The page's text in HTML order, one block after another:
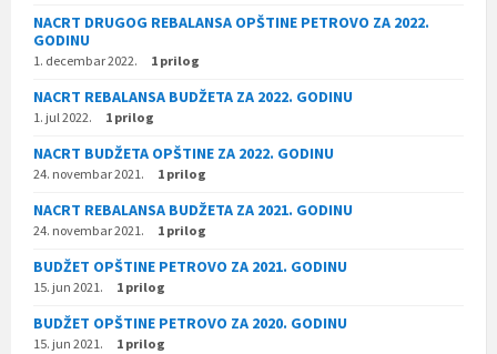
NACRT DRUGOG REBALANSA OPŠTINE PETROVO ZA 2022.
GODINU
1. decembar 2022. 1 prilog
NACRT REBALANSA BUDŽETA ZA 2022. GODINU
1. jul 2022. 1 prilog
NACRT BUDŽETA OPŠTINE ZA 2022. GODINU
24. novembar 2021. 1 prilog
NACRT REBALANSA BUDŽETA ZA 2021. GODINU
24. novembar 2021. 1 prilog
BUDŽET OPŠTINE PETROVO ZA 2021. GODINU
15. jun 2021. 1 prilog
BUDŽET OPŠTINE PETROVO ZA 2020. GODINU
15. jun 2021. 1 prilog